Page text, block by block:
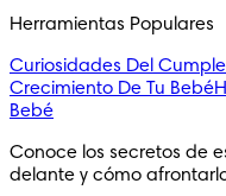
Herramientas Populares
Curiosidades Del
Crecimiento De Tu Bebé
Bebé
Conoce los secretos de
delante y cómo